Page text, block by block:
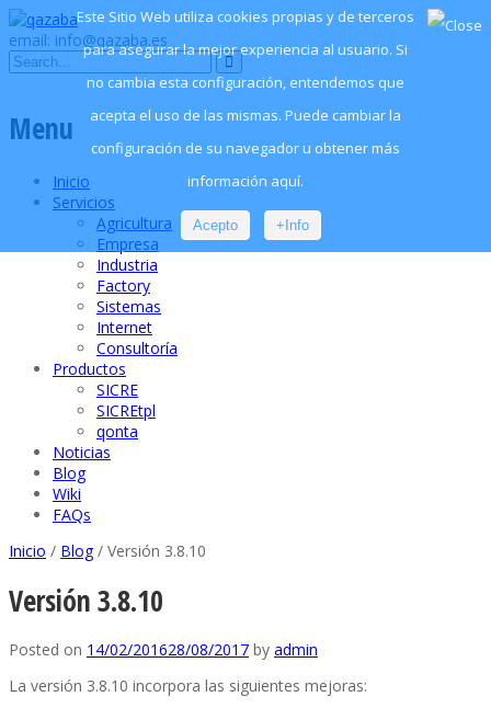
email: info@qazaba.es
Menu
Inicio
Servicios
Agricultura
Empresa
Industria
Factory
Sistemas
Internet
Consultoría
Productos
SICRE
SICREtpl
qonta
Noticias
Blog
Wiki
FAQs
Inicio / Blog/ Versión 3.8.10
Versión 3.8.10
Posted on 14/02/201628/08/2017 by admin
La versión 3.8.10 incorpora las siguientes mejoras:
Este Sitio Web utiliza cookies propias y de terceros
para asegurar la mejor experiencia al usuario. Si
no cambia esta configuración, entendemos que
acepta el uso de las mismas. Puede cambiar la
configuración de su navegador u obtener más
información aquí.
Acepto +Info